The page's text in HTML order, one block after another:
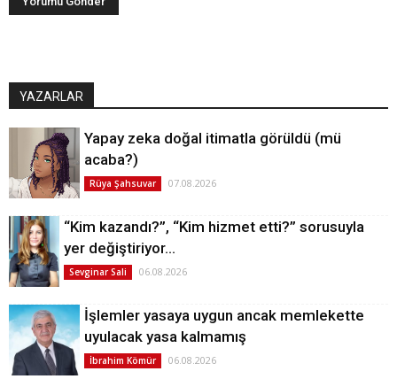
YAZARLAR
Yapay zeka doğal itimatla görüldü (mü
acaba?)
Rüya Şahsuvar 07.08.2026
“Kim kazandı?”, “Kim hizmet etti?” sorusuyla
yer değiştiriyor…
Sevginar Sali 06.08.2026
İşlemler yasaya uygun ancak memlekette
uyulacak yasa kalmamış
İbrahim Kömür 06.08.2026